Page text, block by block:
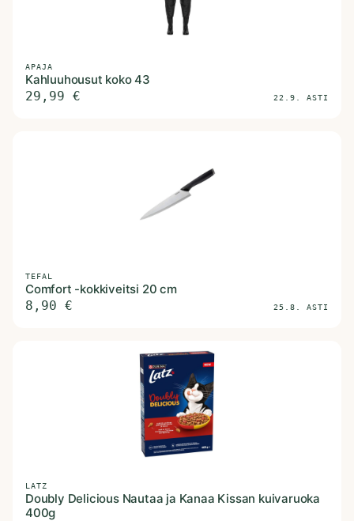
APAJA
Kahluuhousut koko 43
29,99 € 22.9. ASTI
TEFAL
Comfort -kokkiveitsi 20 cm
8,90 € 25.8. ASTI
LATZ
Doubly Delicious Nautaa ja Kanaa Kissan kuivaruoka
400g